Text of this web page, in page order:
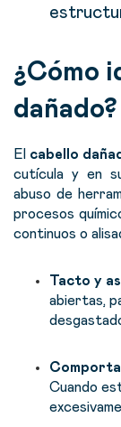
¿Cómo
dañado?
El cabello
cutícula y en
abuso de
procesos
continuos o
Tacto y
abiertas,
Cuando